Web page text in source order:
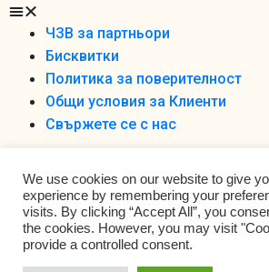
ЧЗВ за партньори
Бисквитки
Политика за поверителност
Общи условия за Клиенти
Свържете се с нас
Foodobox 2021
We use cookies on our website to give
experience by remembering your
visits. By clicking “Accept All”, you
the cookies. However, you may visit
provide a controlled consent.